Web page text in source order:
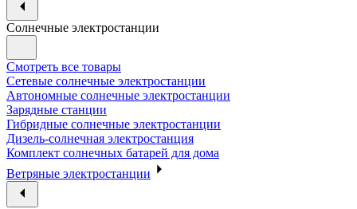
Солнечные электростанции
Смотреть все товары
Сетевые солнечные электростанции
Автономные солнечные электростанции
Зарядные станции
Гибридные солнечные электростанции
Дизель-солнечная электростанция
Комплект солнечных батарей для дома
Ветряные электростанции